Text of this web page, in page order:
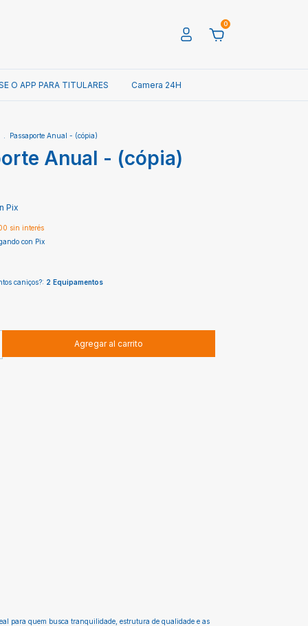
0
O APP PARA TITULARES Camera 24H
Passaporte Anual - (cópia)
Anual - (cópia)
Pix
sin interés
con Pix
caniços?: 2 Equipamentos
para quem busca tranquilidade, estrutura de qualidade e as